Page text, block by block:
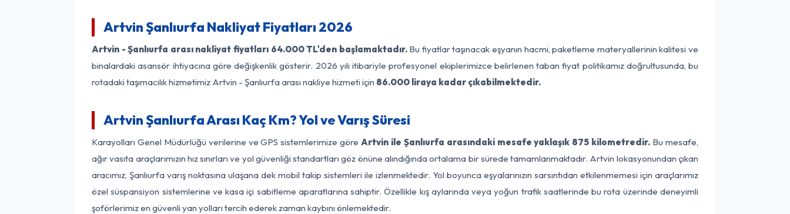
Artvin Şanlıurfa Nakliyat Fiyatları 2026
Artvin - Şanlıurfa arası nakliyat fiyatları 64.000 TL'den başlamaktadır.Bu fiyatlar taşınacak eşyanın hacmi, paketleme materyallerinin kalitesi ve
binalardaki asansör ihtiyacına göre değişkenlik gösterir. 2026 yılı itibariyle profesyonel ekiplerimizce belirlenen taban fiyat politikamız doğrultusunda, bu
rotadaki taşımacılık hizmetimiz Artvin - Şanlıurfa arası nakliye hizmeti için 86.000 liraya kadar çıkabilmektedir.
Artvin Şanlıurfa Arası Kaç Km? Yol ve Varış Süresi
Karayolları Genel Müdürlüğü verilerine ve GPS sistemlerimize göreArtvin ile Şanlıurfa arasındaki mesafe yaklaşık 875 kilometredir. Bu mesafe,
ağır vasıta araçlarımızın hız sınırları ve yol güvenliği standartları göz önüne alındığında ortalama bir sürede tamamlanmaktadır. Artvin lokasyonundan çıkan
aracımız, Şanlıurfa varış noktasına ulaşana dek mobil takip sistemleri ile izlenmektedir. Yol boyunca eşyalarınızın sarsıntıdan etkilenmemesi için araçlarımız
özel süspansiyon sistemlerine ve kasa içi sabitleme aparatlarına sahiptir. Özellikle kış aylarında veya yoğun trafik saatlerinde bu rota üzerinde deneyimli
şoförlerimiz en güvenli yan yolları tercih ederek zaman kaybını önlemektedir.